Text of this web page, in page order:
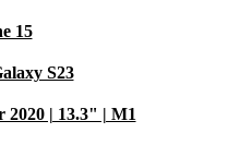
15
S23
2020 | 13.3" | M1